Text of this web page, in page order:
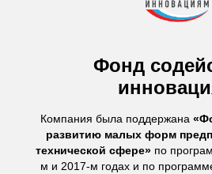
Фонд
Компания была поддержана
развитию малых форм
технической сфере» по
м и 2017-м годах и по